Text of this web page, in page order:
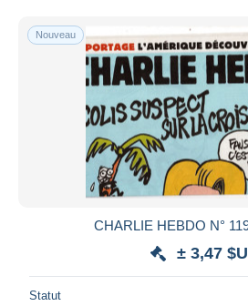
Nouveau
CHARLIE HEBDO N°
± 3,47
Statut